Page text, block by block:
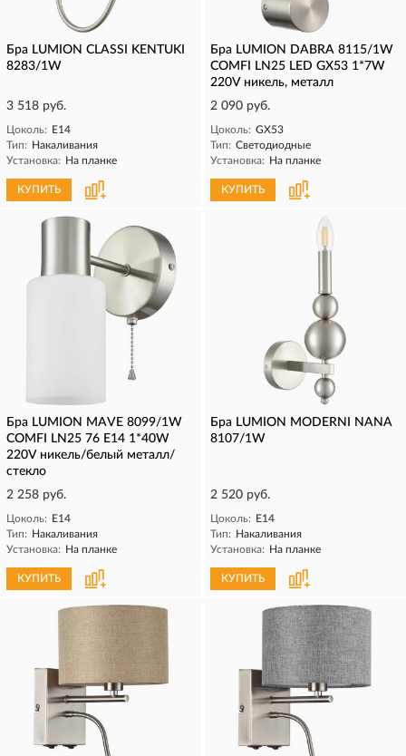
Бра LUMION CLASSI KENTUKI
8283/1W
3 518 руб.
Цоколь: E14
Тип: Накаливания
Установка: На планке
КУПИТЬ
Бра LUMION DABRA 8115/1W
COMFI LN25 LED GX53 1*7W
220V никель, металл
2 090 руб.
Цоколь: GX53
Тип: Светодиодные
Установка: На планке
КУПИТЬ
Бра LUMION MAVE 8099/1W
COMFI LN25 76 Е14 1*40W
220V никель/белый металл/
стекло
2 258 руб.
Цоколь: E14
Тип: Накаливания
Установка: На планке
КУПИТЬ
Бра LUMION MODERNI NANA
8107/1W
2 520 руб.
Цоколь: E14
Тип: Накаливания
Установка: На планке
КУПИТЬ